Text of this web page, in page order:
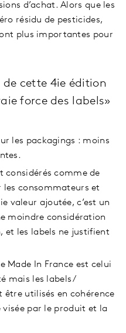
d’achat. Alors que les
résidu de pesticides,
plus importantes pour
de cette 4ie édition
force des labels»
les packagings : moins
considérés comme de
les consommateurs et
valeur ajoutée, c’est un
moindre considération
et les labels ne justifient
Made In France est celui
mais les labels /
être utilisés en cohérence
par le produit et la